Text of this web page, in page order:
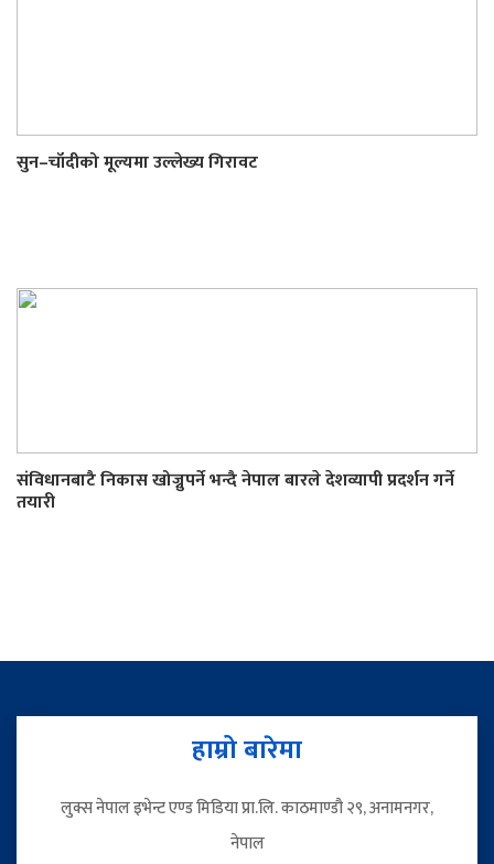
सुन–चाँदीको मूल्यमा उल्लेख्य गिरावट
संविधानबाटै निकास खोज्नुपर्ने भन्दै नेपाल बारले देशव्यापी प्रदर्शन गर्ने
तयारी
हाम्रो बारेमा
लुक्स नेपाल इभेन्ट एण्ड मिडिया प्रा.लि. काठमाण्डौ २९, अनामनगर,
नेपाल